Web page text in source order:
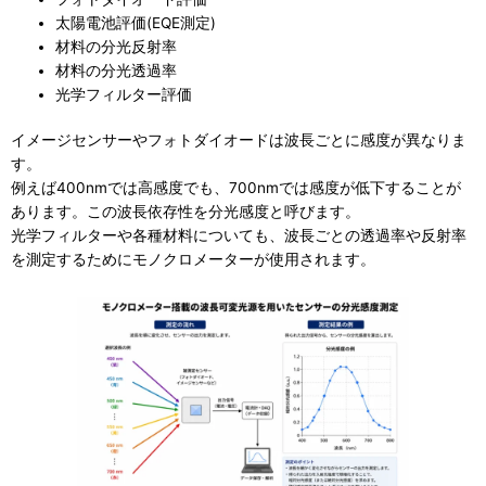
太陽電池評価(EQE測定)
材料の分光反射率
材料の分光透過率
光学フィルター評価
イメージセンサーやフォトダイオードは波長ごとに感度が異なりま
す。
例えば400nmでは高感度でも、700nmでは感度が低下することが
あります。この波長依存性を分光感度と呼びます。
光学フィルターや各種材料についても、波長ごとの透過率や反射率
を測定するためにモノクロメーターが使用されます。